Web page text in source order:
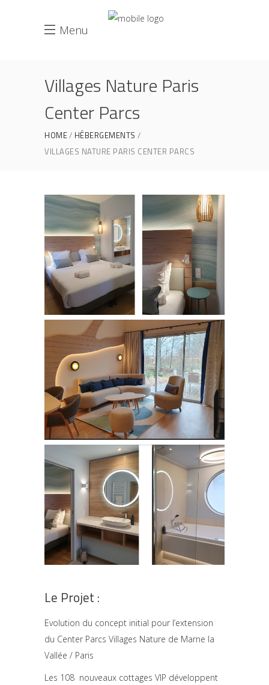
Menu
Villages Nature Paris
Center Parcs
HOME
HÉBERGEMENTS
VILLAGES NATURE PARIS CENTER PARCS
Le Projet :
Evolution du concept initial pour l’extension
du Center Parcs Villages Nature de Marne la
Vallée / Paris
Les 108 nouveaux cottages VIP développent